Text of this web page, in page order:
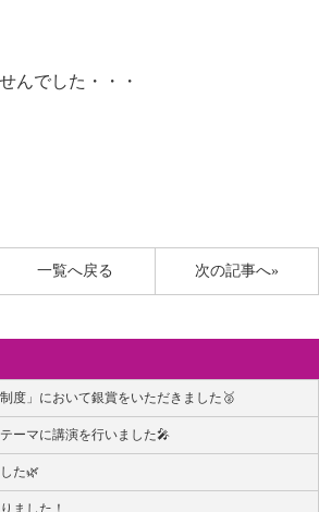
んでした・・・
次の記事へ»
一覧へ戻る
度」において銀賞をいただきました🥈
ーマに講演を行いました🎤
た🌿